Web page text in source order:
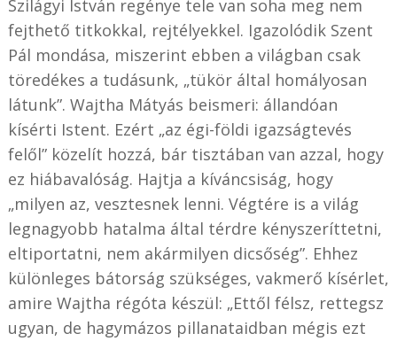
Szilágyi István regénye tele van soha meg nem
fejthető titkokkal, rejtélyekkel. Igazolódik Szent
Pál mondása, miszerint ebben a világban csak
töredékes a tudásunk, „tükör által homályosan
látunk”. Wajtha Mátyás beismeri: állandóan
kísérti Istent. Ezért „az égi-földi igazságtevés
felől” közelít hozzá, bár tisztában van azzal, hogy
ez hiábavalóság. Hajtja a kíváncsiság, hogy
„milyen az, vesztesnek lenni. Végtére is a világ
legnagyobb hatalma által térdre kényszeríttetni,
eltiportatni, nem akármilyen dicsőség”. Ehhez
különleges bátorság szükséges, vakmerő kísérlet,
amire Wajtha régóta készül: „Ettől félsz, rettegsz
ugyan, de hagymázos pillanataidban mégis ezt